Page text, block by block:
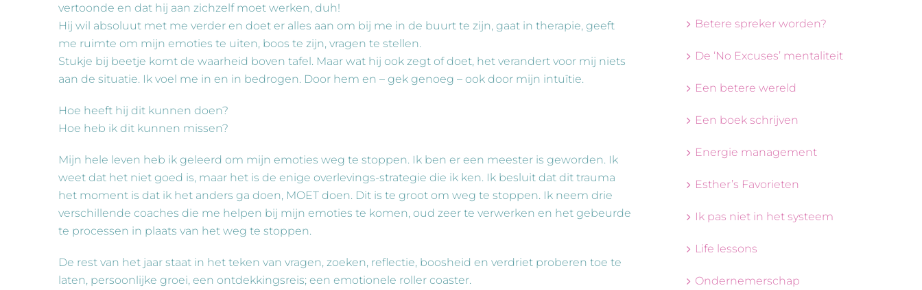
vertoonde en dat hij aan zichzelf moet werken, duh!
Hij wil absoluut met me verder en doet er alles aan om bij me in de buurt te zijn, gaat in therapie, geeft
me ruimte om mijn emoties te uiten, boos te zijn, vragen te stellen.
Stukje bij beetje komt de waarheid boven tafel. Maar wat hij ook zegt of doet, het verandert voor mij niets
aan de situatie. Ik voel me in en in bedrogen. Door hem en – gek genoeg – ook door mijn intuïtie.
Hoe heeft hij dit kunnen doen?
Hoe heb ik dit kunnen missen?
Mijn hele leven heb ik geleerd om mijn emoties weg te stoppen. Ik ben er een meester is geworden. Ik
weet dat het niet goed is, maar het is de enige overlevings-strategie die ik ken. Ik besluit dat dit trauma
het moment is dat ik het anders ga doen, MOET doen. Dit is te groot om weg te stoppen. Ik neem drie
verschillende coaches die me helpen bij mijn emoties te komen, oud zeer te verwerken en het gebeurde
te processen in plaats van het weg te stoppen.
De rest van het jaar staat in het teken van vragen, zoeken, reflectie, boosheid en verdriet proberen toe te
laten, persoonlijke groei, een ontdekkingsreis; een emotionele roller coaster.
Betere spreker worden?
De ‘No Excuses’ mentaliteit
Een betere wereld
Een boek schrijven
Energie management
Esther’s Favorieten
Ik pas niet in het systeem
Life lessons
Ondernemerschap